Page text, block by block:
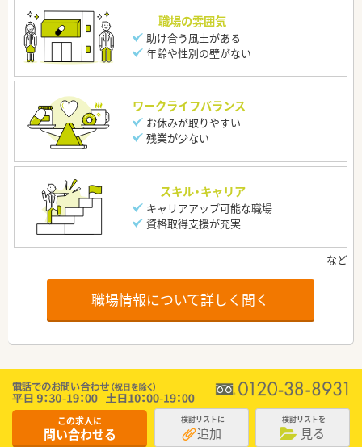
職場の雰囲気
助け合う風土がある
年齢や性別の壁がない
ワークライフバランス
お休みが取りやすい
残業が少ない
スキル・キャリア
キャリアアップ可能な職場
資格取得支援が充実
職場情報について詳しく聞く
この求人に
問い合わせる
検討リストに
追加
検討リストを
見る